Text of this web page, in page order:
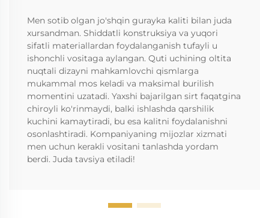
Men sotib olgan jo'shqin gurayka kaliti bilan juda
xursandman. Shiddatli konstruksiya va yuqori
sifatli materiallardan foydalanganish tufayli u
ishonchli vositaga aylangan. Quti uchining oltita
nuqtali dizayni mahkamlovchi qismlarga
mukammal mos keladi va maksimal burilish
momentini uzatadi. Yaxshi bajarilgan sirt faqatgina
chiroyli ko'rinmaydi, balki ishlashda qarshilik
kuchini kamaytiradi, bu esa kalitni foydalanishni
osonlashtiradi. Kompaniyaning mijozlar xizmati
men uchun kerakli vositani tanlashda yordam
berdi. Juda tavsiya etiladi!